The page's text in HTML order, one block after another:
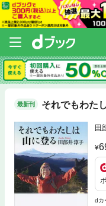
最新刊 それでもわた
田
dカ